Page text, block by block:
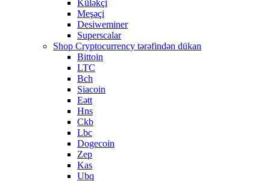
Küləkçi
Meşəçi
Desiweminer
Superscalar
Shop Cryptocurrency tərəfindən dükan
Bittoin
LTC
Bch
Siacoin
Eətt
Hns
Ckb
Lbc
Dogecoin
Zep
Kas
Ubq